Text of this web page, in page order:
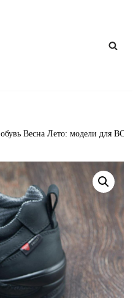
обувь Весна Лето: модели для ВСУ